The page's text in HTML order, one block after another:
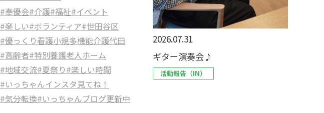
#奉優会#介護#福祉#イベント
#楽しい#ボランティア#世田谷区
#優っくり看護小規多機能介護代田
#高齢者#特別養護老人ホーム
#地域交流#夏祭り#楽しい時間
#いっちゃんインスタ見てね！
#気分転換#いっちゃんブログ更新中
2026.07.31
ギター演奏会♪
活動報告（IN）